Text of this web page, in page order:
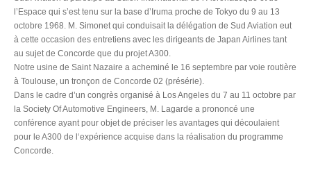
l’Espace qui s’est tenu sur la base d’Iruma proche de Tokyo du 9 au 13
octobre 1968. M. Simonet qui conduisait la délégation de Sud Aviation eut
à cette occasion des entretiens avec les dirigeants de Japan Airlines tant
au sujet de Concorde que du projet A300.
Notre usine de Saint Nazaire a acheminé le 16 septembre par voie routière
à Toulouse, un tronçon de Concorde 02 (présérie).
Dans le cadre d’un congrès organisé à Los Angeles du 7 au 11 octobre par
la Society Of Automotive Engineers, M. Lagarde a prononcé une
conférence ayant pour objet de préciser les avantages qui découlaient
pour le A300 de l‘expérience acquise dans la réalisation du programme
Concorde.